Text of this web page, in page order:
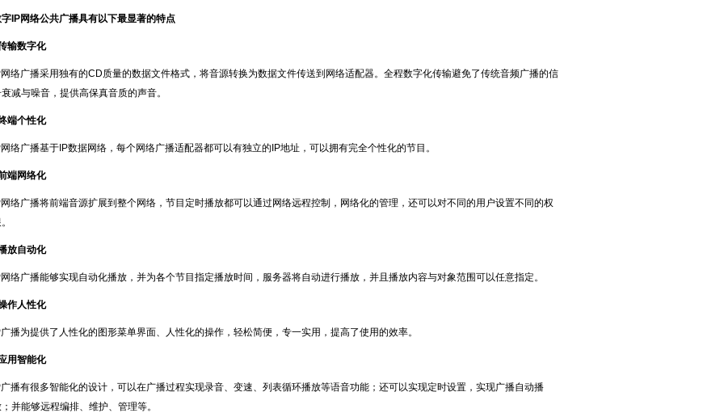
IP网络公共广播具有以下最显著的特点
输数字化
网络广播采用独有的CD质量的数据文件格式，将音源转换为数据文件传送到网络适配器。全程数字化传输避免了传统音频广播的信
减与噪音，提供高保真音质的声音。
端个性化
网络广播基于 IP数据网络，每个网络广播适配器都可以有独立的 IP地址，可以拥有完全个性化的节目。
端网络化
网络广播将前端音源扩展到整个网络，节目定时播放都可以通过网络远程控制，网络化的管理，还可以对不同的用户设置不同的权
放自动化
网络广播能够实现自动化播放，并为各个节目指定播放时间，服务器将自动进行播放，并且播放内容与对象范围可以任意指定。
作人性化
广播为提供了人性化的图形菜单界面、人性化的操作，轻松简便，专一实用，提高了使用的效率。
用智能化
广播有很多智能化的设计，可以在广播过程实现录音、变速、列表循环播放等语音功能；还可以实现定时设置，实现广播自动播
并能够远程编排、维护、管理等。